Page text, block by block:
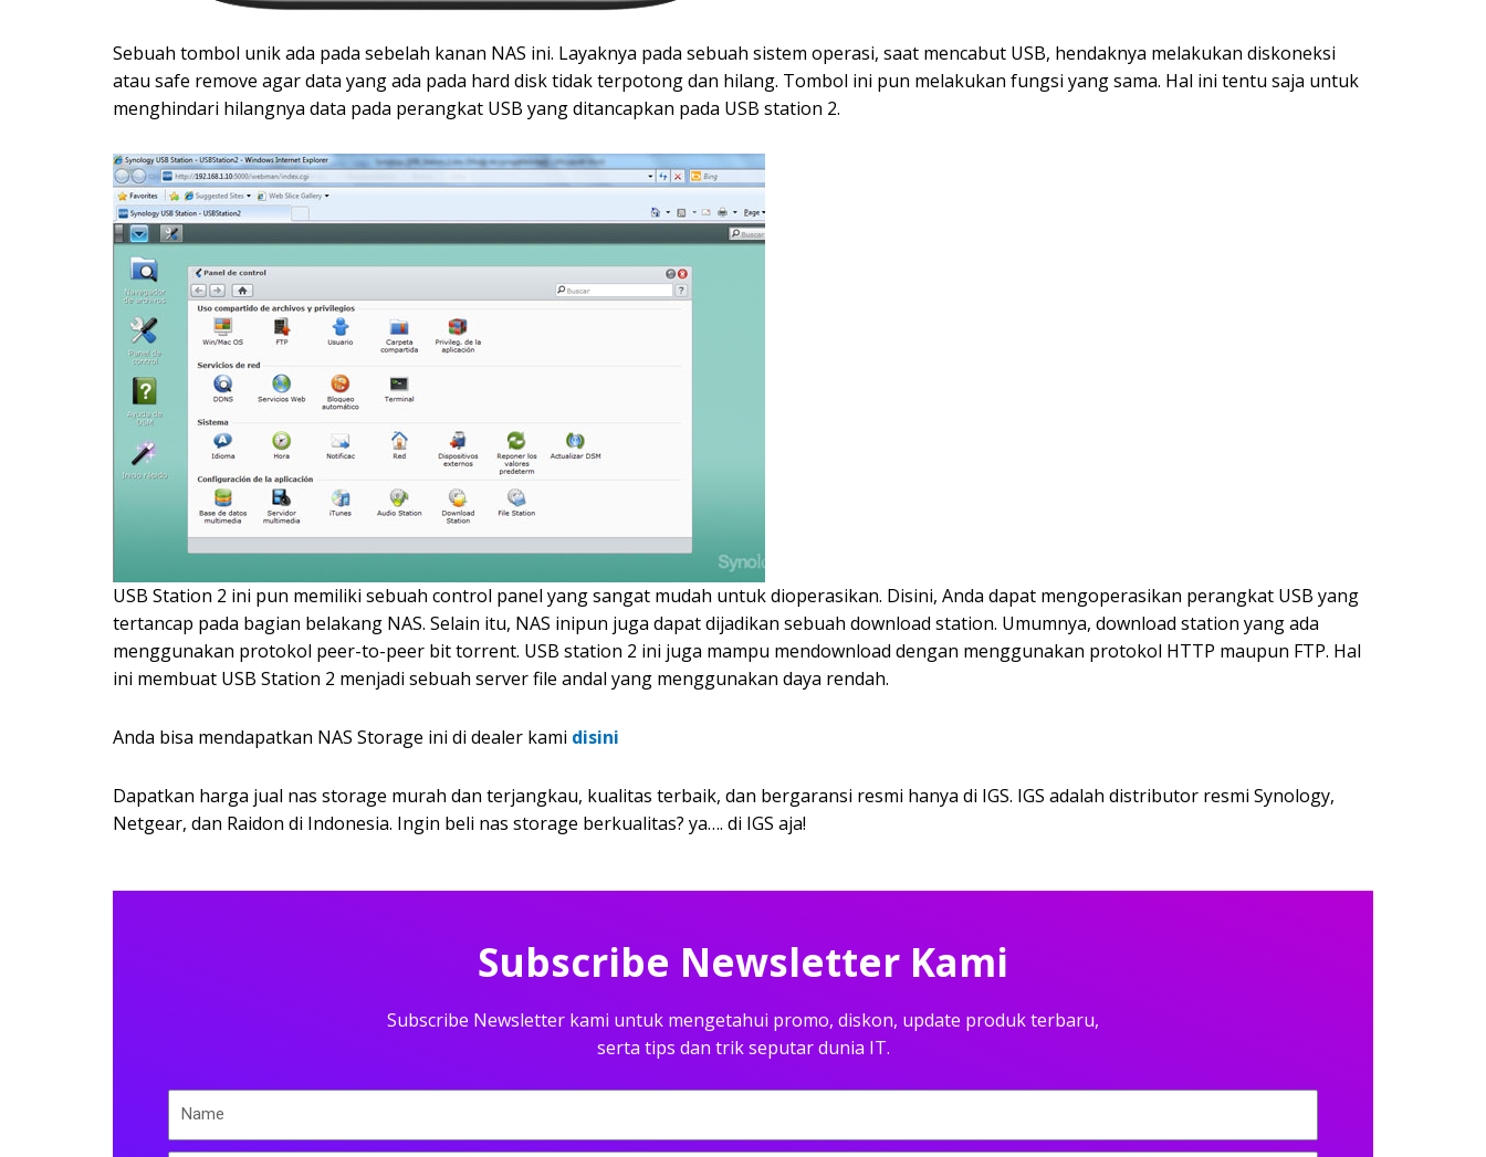
Sebuah tombol unik ada pada sebelah kanan NAS ini. Layaknya pada sebuah sistem operasi, saat mencabut USB, hendaknya melakukan diskoneksi
atau safe remove agar data yang ada pada hard disk tidak terpotong dan hilang. Tombol ini pun melakukan fungsi yang sama. Hal ini tentu saja untuk
menghindari hilangnya data pada perangkat USB yang ditancapkan pada USB station 2.
USB Station 2 ini pun memiliki sebuah control panel yang sangat mudah untuk dioperasikan. Disini, Anda dapat mengoperasikan perangkat USB yang
tertancap pada bagian belakang NAS. Selain itu, NAS inipun juga dapat dijadikan sebuah download station. Umumnya, download station yang ada
menggunakan protokol peer-to-peer bit torrent. USB station 2 ini juga mampu mendownload dengan menggunakan protokol HTTP maupun FTP. Hal
ini membuat USB Station 2 menjadi sebuah server file andal yang menggunakan daya rendah.
Anda bisa mendapatkan NAS Storage ini di dealer kami disini
Dapatkan harga jual nas storage murah dan terjangkau, kualitas terbaik, dan bergaransi resmi hanya di IGS. IGS adalah distributor resmi Synology,
Netgear, dan Raidon di Indonesia. Ingin beli nas storage berkualitas? ya…. di IGS aja!
Subscribe Newsletter Kami
Subscribe Newsletter kami untuk mengetahui promo, diskon, update produk terbaru,
serta tips dan trik seputar dunia IT.